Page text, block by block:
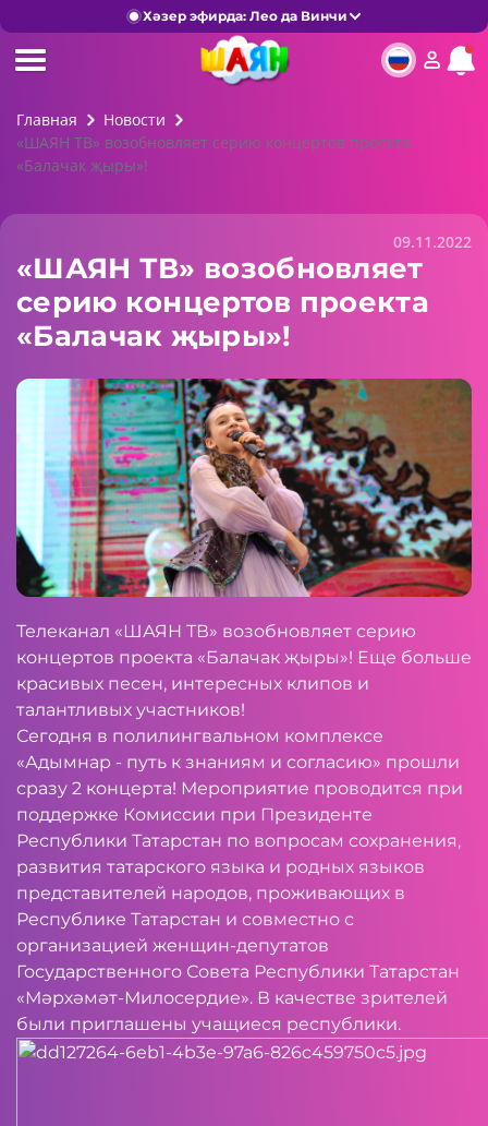
Хәзер эфирда: Лео да Винчи
Главная
Новости
«ШАЯН ТВ» возобновляет серию концертов проекта
«Балачак җыры»!
09.11.2022
«ШАЯН ТВ» возобновляет
серию концертов проекта
«Балачак җыры»!
Телеканал «ШАЯН ТВ» возобновляет серию
концертов проекта «Балачак җыры»! Еще больше
красивых песен, интересных клипов и
талантливых участников!
Сегодня в полилингвальном комплексе
«Адымнар - путь к знаниям и согласию» прошли
сразу 2 концерта! Мероприятие проводится при
поддержке Комиссии при Президенте
Республики Татарстан по вопросам сохранения,
развития татарского языка и родных языков
представителей народов, проживающих в
Республике Татарстан и совместно с
организацией женщин-депутатов
Государственного Совета Республики Татарстан
«Мәрхәмәт-Милосердие». В качестве зрителей
были приглашены учащиеся республики.